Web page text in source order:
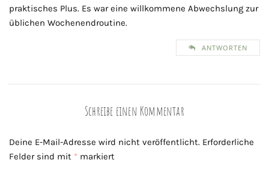
praktisches Plus. Es war eine willkommene Abwechslung zur
üblichen Wochenendroutine.
ANTWORTEN
Schreibe einen Kommentar
Deine E-Mail-Adresse wird nicht veröffentlicht. Erforderliche
Felder sind mit * markiert